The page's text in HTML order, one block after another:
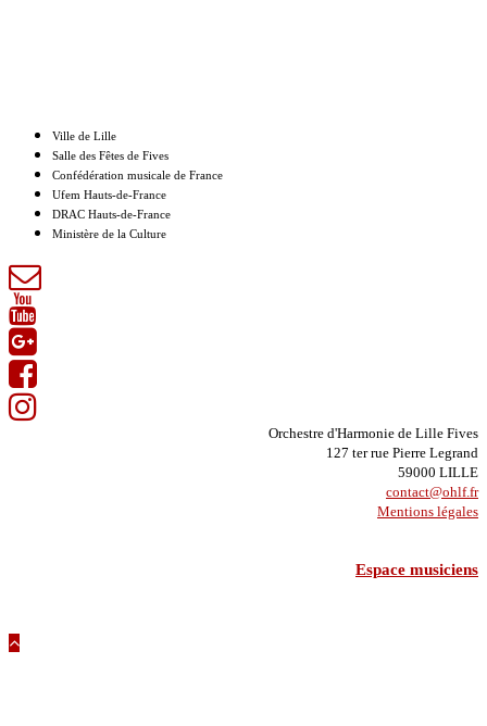
Ville de Lille
Salle des Fêtes de Fives
Confédération musicale de France
Ufem Hauts-de-France
DRAC Hauts-de-France
Ministère de la Culture
Orchestre d'Harmonie de Lille Fives
127 ter rue Pierre Legrand
59000 LILLE
contact@ohlf.fr
Mentions légales
Espace musiciens